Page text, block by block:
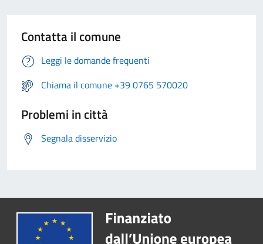
Contatta il comune
Leggi le domande frequenti
Chiama il comune +39 0765 570020
Problemi in città
Segnala disservizio